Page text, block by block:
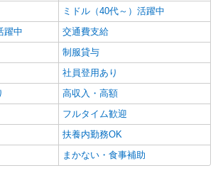
三重県津市西古河町19-13
詳細を見る
コスのキッチン（フード）スタッフ
時給1100円 ※22:00〜翌5:00：時給1375円 ※
高校生時給1090円 ■【土日祝加給】 土日祝は1時
間当たり＋100円 ■特別手当 早朝手当（5:00〜
8:00）時給＋200円
三重県津市上浜町6丁目101-3
ミドル（40代～）活躍中
躍中
交通費支給
制服貸与
社員登用あり
高収入・高額
フルタイム歓迎
扶養内勤務OK
まかない・食事補助